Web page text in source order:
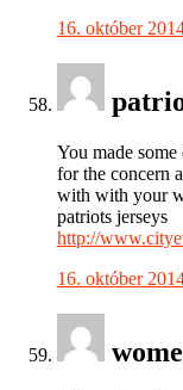
16. október
You made
for the concern
with with your
patriots jerseys
http://
16. október